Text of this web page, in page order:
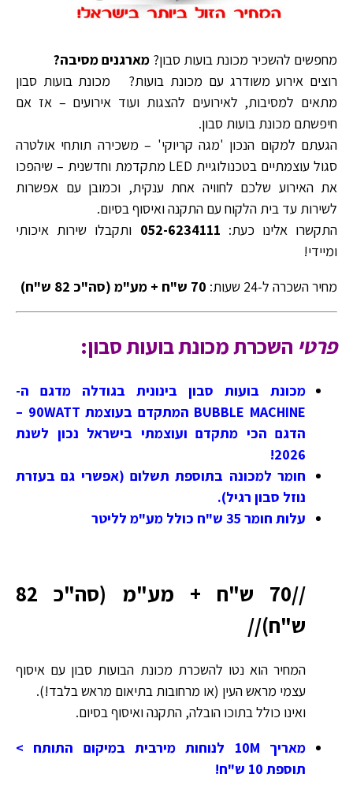
מחפשים להשכיר מכונת בועות סבון? מארגנים מסיבה?
רוצים אירוע משודרג עם מכונת בועות? מכונת בועות סבון
מתאים למסיבות, לאירועים להצגות ועוד אירועים – אז אם
חיפשתם מכונת בועות סבון.
הגעתם למקום הנכון 'מגה קריוקי' – משכירה תותחי אולטרה
סגול עוצמתיים בטכנולוגיית LED מתקדמת וחדשנית – שיהפכו
את האירוע שלכם לחוויה אחת ענקית, וכמובן עם אפשרות
לשירות עד בית הלקוח עם התקנה ואיסוף בסיום.
התקשרו אלינו כעת: 052-6234111 ותקבלו שירות איכותי
ומיידי!
מחיר השכרה ל-24 שעות:
70 ש"ח + מע"מ (סה"כ 82 ש"ח)
פרטי השכרת מכונת בועות סבון:
מכונת בועות סבון בינונית בגודלה מדגם ה-
BUBBLE MACHINE המתקדם בעוצמת 90WATT –
הדגם הכי מתקדם ועוצמתי בישראל נכון לשנת
2026!
חומר למכונה בתוספת תשלום (אפשרי גם בעזרת
נוזל סבון רגיל).
עלות חומר 35 ש"ח כולל מע"מ לליטר
//70 ש"ח + מע"מ (סה"כ 82
ש"ח)//
המחיר הוא נטו להשכרת מכונת הבועות סבון עם איסוף
עצמי מראש העין (או מרחובות בתיאום מראש בלבד!).
ואינו כולל בתוכו הובלה, התקנה ואיסוף בסיום.
מאריך 10M לנוחות מירבית במיקום התותח >
תוספת 10 ש"ח!